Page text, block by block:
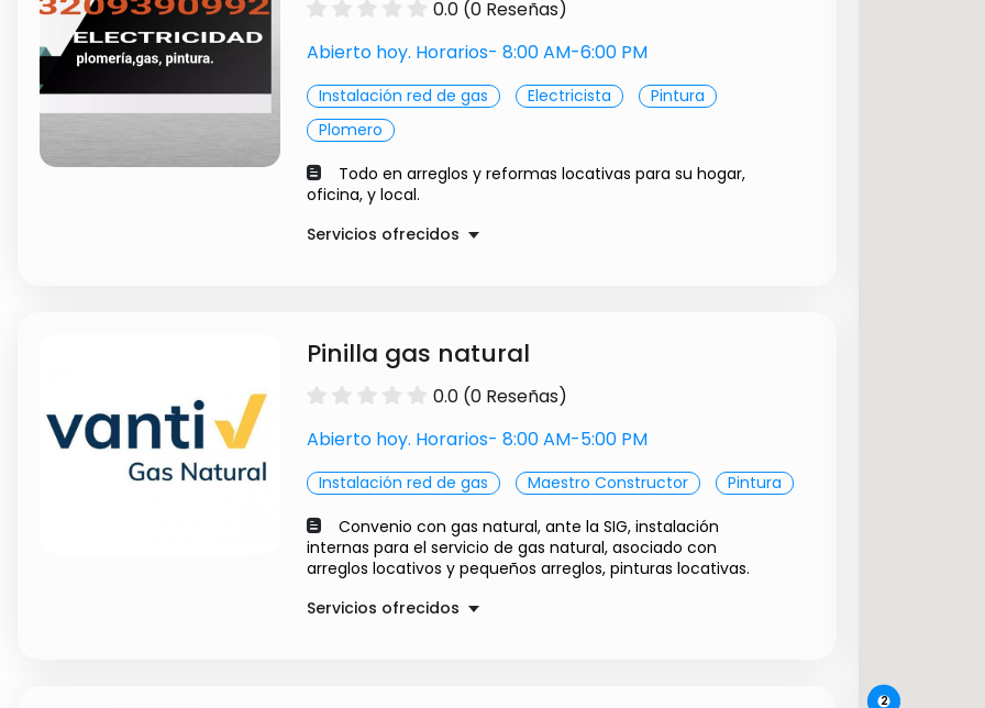
0.0 (0 Reseñas)
Abierto hoy. Horarios- 8:00 AM-6:00 PM
Instalación red de gas Electricista
Pintura
Plomero
Todo en arreglos y reformas locativas para su hogar,
oficina, y local.
Servicios ofrecidos
Pinilla gas natural
0.0 (0 Reseñas)
Abierto hoy. Horarios- 8:00 AM-5:00 PM
Instalación red de gas Maestro Constructor
Pintura
Convenio con gas natural, ante la SIG, instalación
internas para el servicio de gas natural, asociado con
arreglos locativos y pequeños arreglos, pinturas locativas.
Servicios ofrecidos
2